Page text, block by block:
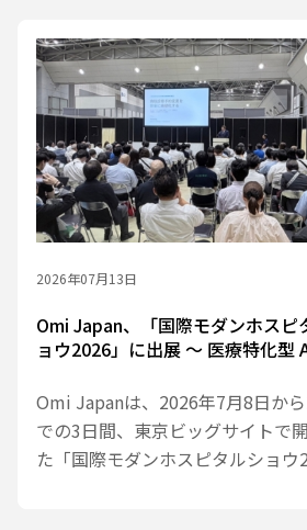
2026年07月13日
Omi Japan、「国際モダンホスピ
ョウ2026」に出展 ～ 医療特化型
800名超が来場
Omi Japanは、2026年7月8日か
での3日間、東京ビッグサイトで
た「国際モダンホスピタルショウ